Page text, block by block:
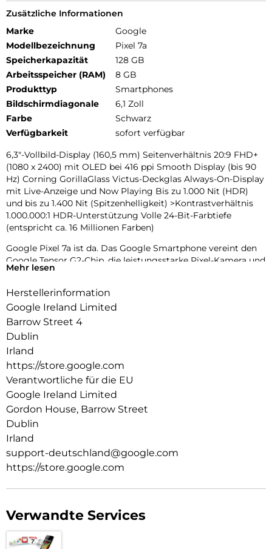
Zusätzliche Informationen
Marke
Google
Modellbezeichnung
Pixel 7a
Speicherkapazität
128 GB
Arbeitsspeicher (RAM)
8 GB
Produkttyp
Smartphones
Bildschirmdiagonale
6,1 Zoll
Farbe
Schwarz
Verfügbarkeit
sofort verfügbar
6,3″-Vollbild-Display (160,5 mm) Seitenverhältnis 20:9 FHD+
(1080 x 2400) mit OLED bei 416 ppi Smooth Display (bis 90
Hz) Corning GorillaGlass Victus-Deckglas Always-On-Display
mit Live-Anzeige und Now Playing Bis zu 1.000 Nit (HDR)
und bis zu 1.400 Nit (Spitzenhelligkeit) >Kontrastverhältnis
1.000.000:1 HDR-Unterstützung Volle 24-Bit-Farbtiefe
(entspricht ca. 16 Millionen Farben)
Google Pixel 7a ist da. Das Google Smartphone vereint den
Google Tensor G2-Chip, die leistungsstarke Pixel-Kamera und
Funktionen mit hervorragender Bewertung im Bereich
Das neue Smartphone von Google ist da: Google Pixel 7a.
Dank des Google Tensor G2-Chips ist es besonders schnell.
und Videos. VPN von Google One trägt zum Schutz deiner
Daten bei. Pixel 7a-Funktionen erhielten eine hervorragende
Bewertung im Bereich Sicherheit. Außerdem hält der Akku
den ganzen Tag. Und all das erhältst du zu einem
erschwinglichen Preis.
Mehr lesen
Herstellerinformation
Google Ireland Limited
Barrow Street 4
Dublin
Irland
https://store.google.com
Verantwortliche für die EU
Google Ireland Limited
Gordon House, Barrow Street
Dublin
Irland
support-deutschland@google.com
https://store.google.com
Verwandte Services